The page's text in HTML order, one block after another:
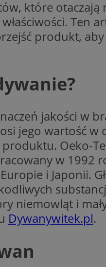
które otaczają
Ten
produkt,
jakości w
jego wartość w
Oeko-
w 1992
i Japonii.
niemowląt i
Dywanywitek.pl.
sesji.
sesji.
sesji.
przestrzeganie
użytkownik nie
preferencji,
identyfikatora
obsługuje
optymalizacji
przechowywania
do usług
użytkownik
lub reklamy.
ludzi i
internetowej,
usługę Cookie-